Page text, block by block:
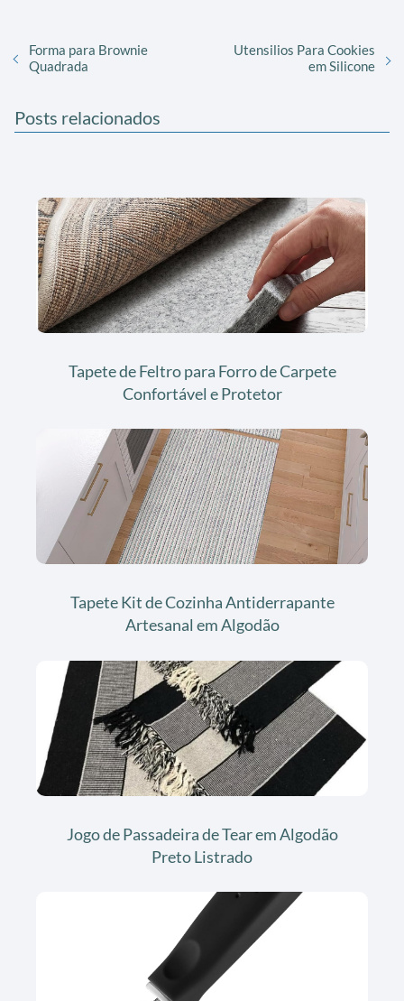
Forma para Brownie
Quadrada
Utensilios Para Cookies
em Silicone
Posts relacionados
Tapete de Feltro para Forro de Carpete
Confortável e Protetor
Tapete Kit de Cozinha Antiderrapante
Artesanal em Algodão
Jogo de Passadeira de Tear em Algodão
Preto Listrado